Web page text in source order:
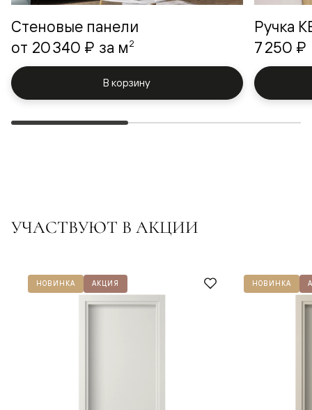
Стеновые панели
от 20 340 ₽ за м2
В корзину
Ручка
7 250 ₽
УЧАСТВУЮТ В АКЦИИ
НОВИНКА АКЦИЯ НОВИНКА